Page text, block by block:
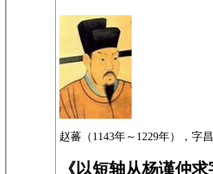
赵蕃（1143年～1229年），字
《以短轴从杨谨仲